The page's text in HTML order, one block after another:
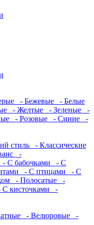
- Бежевые
- Белые
- Желтые - Зеленые
-
- Розовые - Синие
-
стиль
- Классические
-
- С бабочками
- С
- С птицами
- С
- Полосатые
-
С кисточками
-
- Велюровые
-